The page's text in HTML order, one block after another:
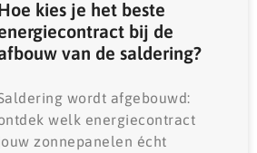
kies je het beste
bij de
van de saldering?
wordt afgebouwd:
welk energiecontract
zonnepanelen écht